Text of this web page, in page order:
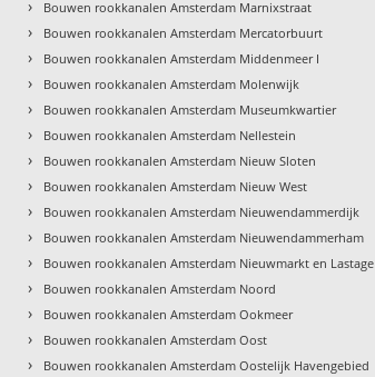
› Bouwen rookkanalen Amsterdam Marnixstraat
› Bouwen rookkanalen Amsterdam Mercatorbuurt
› Bouwen rookkanalen Amsterdam Middenmeer I
› Bouwen rookkanalen Amsterdam Molenwijk
› Bouwen rookkanalen Amsterdam Museumkwartier
› Bouwen rookkanalen Amsterdam Nellestein
› Bouwen rookkanalen Amsterdam Nieuw Sloten
› Bouwen rookkanalen Amsterdam Nieuw West
› Bouwen rookkanalen Amsterdam Nieuwendammerdijk
› Bouwen rookkanalen Amsterdam Nieuwendammerham
› Bouwen rookkanalen Amsterdam Nieuwmarkt en Lastage
› Bouwen rookkanalen Amsterdam Noord
› Bouwen rookkanalen Amsterdam Ookmeer
› Bouwen rookkanalen Amsterdam Oost
› Bouwen rookkanalen Amsterdam Oostelijk Havengebied